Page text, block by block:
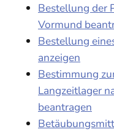
Bestellung der
Vormund
Bestellung
anzeigen
Bestimmung
Langzeitlager
beantragen